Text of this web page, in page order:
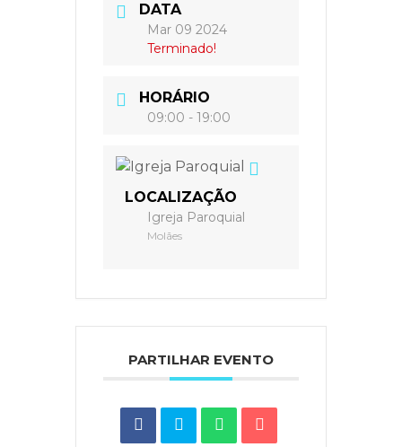
DATA
Mar 09 2024
Terminado!
HORÁRIO
09:00 - 19:00
LOCALIZAÇÃO
Igreja Paroquial
Molães
PARTILHAR EVENTO